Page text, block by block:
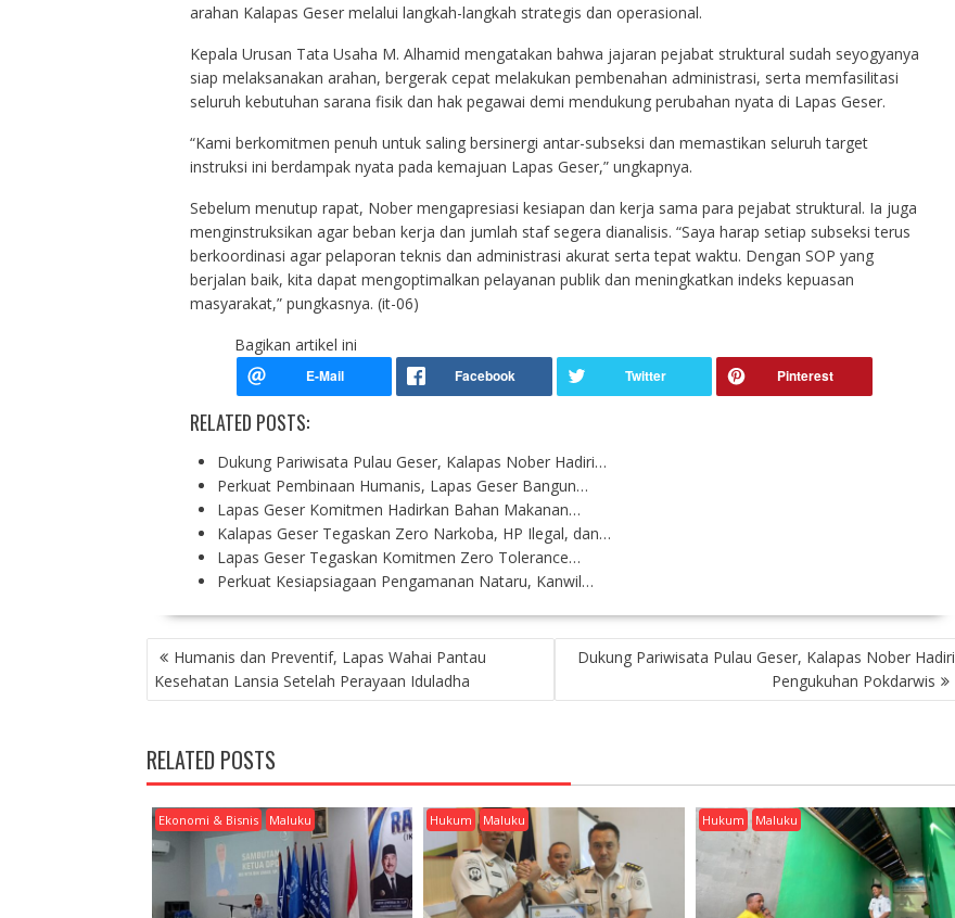
arahan Kalapas Geser melalui langkah-langkah strategis dan operasional.
Kepala Urusan Tata Usaha M. Alhamid mengatakan bahwa jajaran pejabat struktural sudah seyogyanya
siap melaksanakan arahan, bergerak cepat melakukan pembenahan administrasi, serta memfasilitasi
seluruh kebutuhan sarana fisik dan hak pegawai demi mendukung perubahan nyata di Lapas Geser.
“Kami berkomitmen penuh untuk saling bersinergi antar-subseksi dan memastikan seluruh target
instruksi ini berdampak nyata pada kemajuan Lapas Geser,” ungkapnya.
Sebelum menutup rapat, Nober mengapresiasi kesiapan dan kerja sama para pejabat struktural. Ia juga
menginstruksikan agar beban kerja dan jumlah staf segera dianalisis. “Saya harap setiap subseksi terus
berkoordinasi agar pelaporan teknis dan administrasi akurat serta tepat waktu. Dengan SOP yang
berjalan baik, kita dapat mengoptimalkan pelayanan publik dan meningkatkan indeks kepuasan
masyarakat,” pungkasnya. (it-06)
Bagikan artikel ini
RELATED POSTS:
Dukung Pariwisata Pulau Geser, Kalapas Nober Hadiri…
Perkuat Pembinaan Humanis, Lapas Geser Bangun…
Lapas Geser Komitmen Hadirkan Bahan Makanan…
Kalapas Geser Tegaskan Zero Narkoba, HP Ilegal, dan…
Lapas Geser Tegaskan Komitmen Zero Tolerance…
Perkuat Kesiapsiagaan Pengamanan Nataru, Kanwil…
P
O
S
N
A
V
G
A
Humanis dan Preventif, Lapas Wahai Pantau
Kesehatan Lansia Setelah Perayaan Iduladha
Dukung Pariwisata Pulau Geser, Kalapas Nober Hadiri
Pengukuhan Pokdarwis
RELATED POSTS
Ekonomi & Bisnis Maluku Hukum Maluku Hukum Maluku